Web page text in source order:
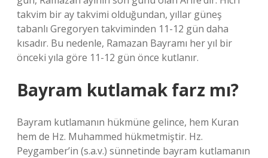
takvim bir ay takvimi olduğundan, yıllar güneş
tabanlı Gregoryen takviminden 11-12 gün daha
kısadır. Bu nedenle, Ramazan Bayramı her yıl bir
önceki yıla göre 11-12 gün önce kutlanır.
Bayram kutlamak farz mı?
Bayram kutlamanın hükmüne gelince, hem Kuran
hem de Hz. Muhammed hükmetmiştir. Hz.
Peygamber’in (s.a.v.) sünnetinde bayram kutlamanın